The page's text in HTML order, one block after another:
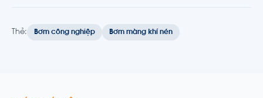
Thẻ: Bơm công nghiệp Bơm màng khí nén